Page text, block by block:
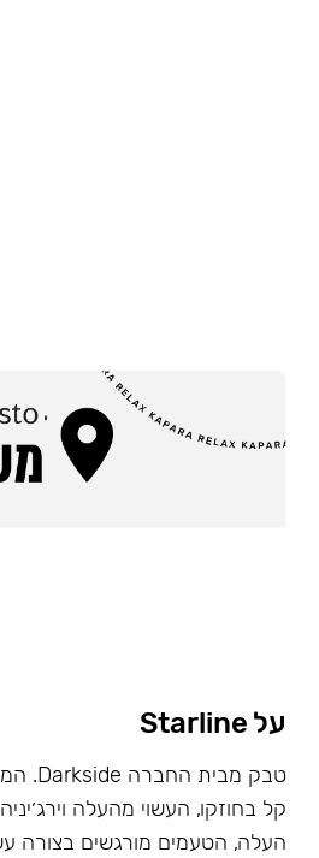
על Starline
קל בחוזקו, העשוי מהעלה
העלה, הטעמים מורגשים בצורה